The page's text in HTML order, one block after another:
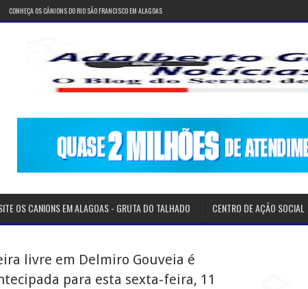
CONHEÇA OS CÂNIONS DO RIO SÃO FRANCISCO EM ALAGOAS
OS CANIONS EM ALAGOAS - GRUTA DO TALHADO CENTRO DE AÇÃO SOCIAL
livre em Delmiro Gouveia é
para esta sexta-feira, 11